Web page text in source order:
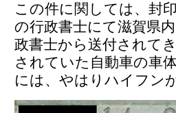
この件に関しては、封
の行政書士にて滋賀県
政書士から送付されて
されていた自動車の車
には、やはりハイフン